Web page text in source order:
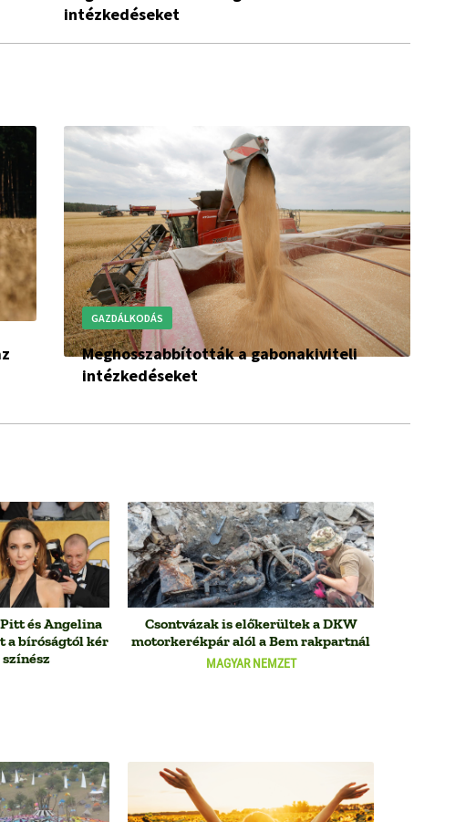
intézkedéseket
GAZDÁLKODÁS
Meghosszabbították a gabonakiviteli
intézkedéseket
és Angelina
a bíróságtól kér
MAGYAR NEMZET
Csontvázak is előkerültek a DKW
motorkerékpár alól a Bem rakpartnál